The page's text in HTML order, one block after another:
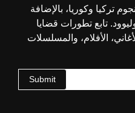
تركيا وكوريا، بالإضافة
تابع تطورات قضايا
الأفلام، والمسلسلات
Submit